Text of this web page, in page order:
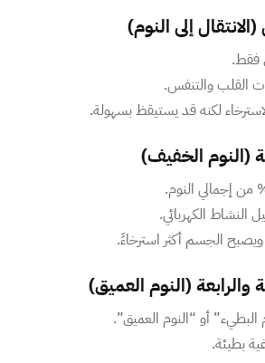
فقط.
القلب والتنفس.
لكنه قد يستيقظ بسهولة.
النشاط الكهربائي.
الجسم أكثر استرخاءً.
أو “النوم العميق”.
بطيئة.